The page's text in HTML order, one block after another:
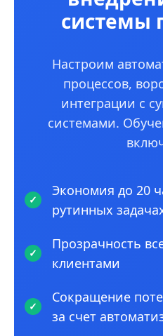
системы
Настроим
процессов,
интеграции с
системами.
Экономия до 20
рутинных
Прозрачность
клиентами
Сокращение
за счет